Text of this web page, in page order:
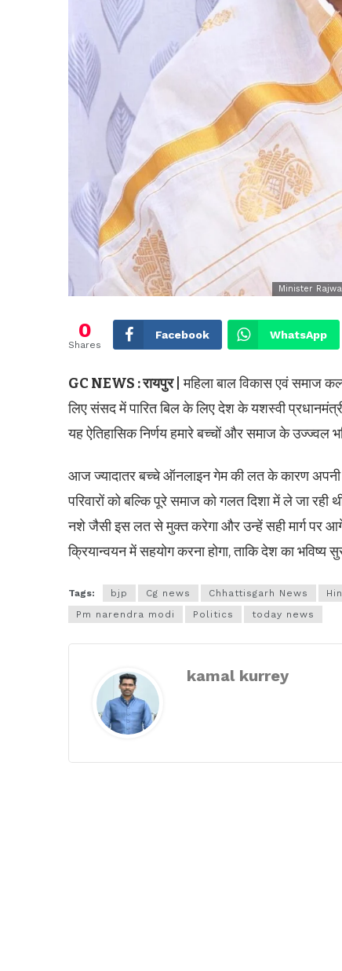
Minister
0
Shares
Facebook WhatsApp
GC NEWS : रायपुर | महिला बाल विकास एवं समाज
लिए संसद में पारित बिल के लिए देश के यशस्वी
यह ऐतिहासिक निर्णय हमारे बच्चों और समाज के उज्ज्वल
आज ज्यादातर बच्चे ऑनलाइन गेम की लत के कारण अपनी
परिवारों को बल्कि पूरे समाज को गलत दिशा में ले जा रही
नशे जैसी इस लत से मुक्त करेगा और उन्हें सही मार्ग पर
क्रियान्वयन में सहयोग करना होगा, ताकि देश का भविष्य
Tags: bjp Cg news Chhattisgarh News
Pm narendra modi
Politics today news
kamal kurrey